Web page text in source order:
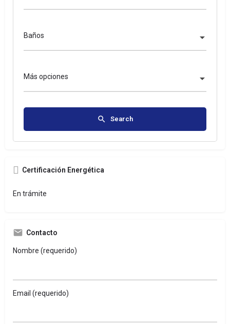
Baños
Más opciones
Search
Certificación Energética
En trámite
Contacto
Nombre (requerido)
Email (requerido)